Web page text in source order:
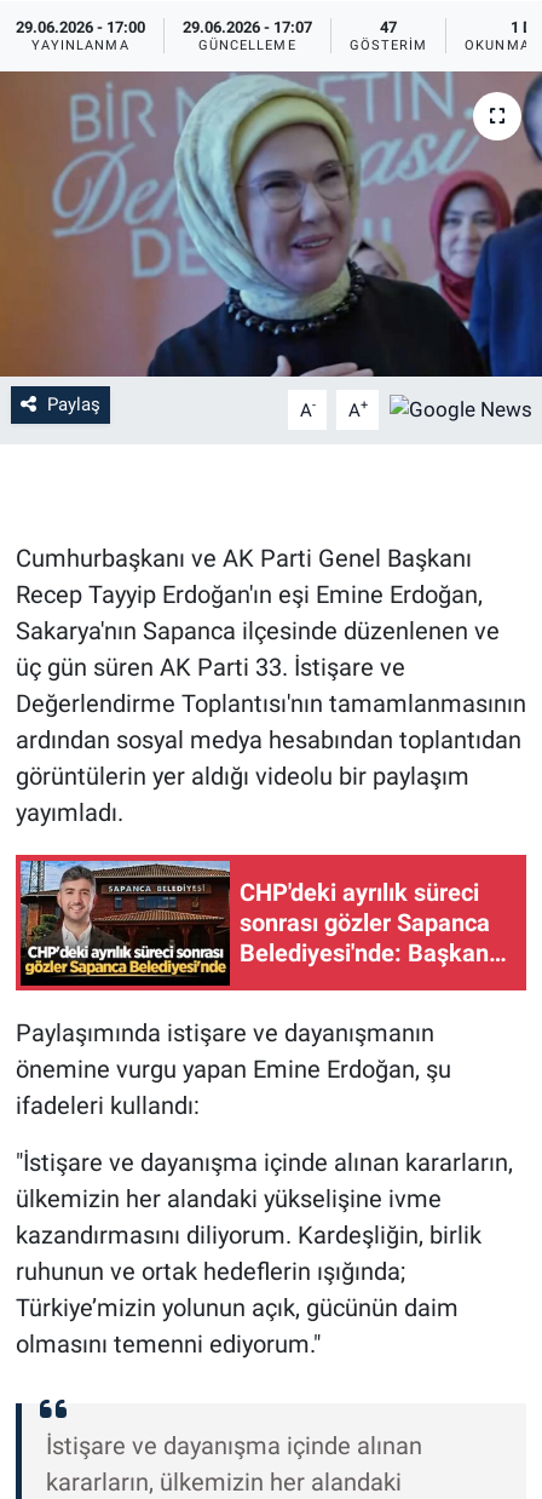
29.06.2026 - 17:00
YAYINLANMA
29.06.2026 - 17:07
GÜNCELLEME
47
GÖSTERIM
1 DK
OKUNMA
Paylaş A- A+
Cumhurbaşkanı ve AK Parti Genel Başkanı
Recep Tayyip Erdoğan'ın eşi Emine Erdoğan,
Sakarya'nın Sapanca ilçesinde düzenlenen ve
üç gün süren AK Parti 33. İstişare ve
Değerlendirme Toplantısı'nın tamamlanmasının
ardından sosyal medya hesabından toplantıdan
görüntülerin yer aldığı videolu bir paylaşım
yayımladı.
CHP'deki ayrılık süreci
sonrası gözler Sapanca
Belediyesi'nde: Başkan
Şahin Yeni Parti'ye
Paylaşımında istişare ve dayanışmanın
önemine vurgu yapan Emine Erdoğan, şu
ifadeleri kullandı:
"İstişare ve dayanışma içinde alınan kararların,
ülkemizin her alandaki yükselişine ivme
kazandırmasını diliyorum. Kardeşliğin, birlik
ruhunun ve ortak hedeflerin ışığında;
Türkiye’mizin yolunun açık, gücünün daim
olmasını temenni ediyorum."
İstişare ve dayanışma içinde alınan
kararların, ülkemizin her alandaki